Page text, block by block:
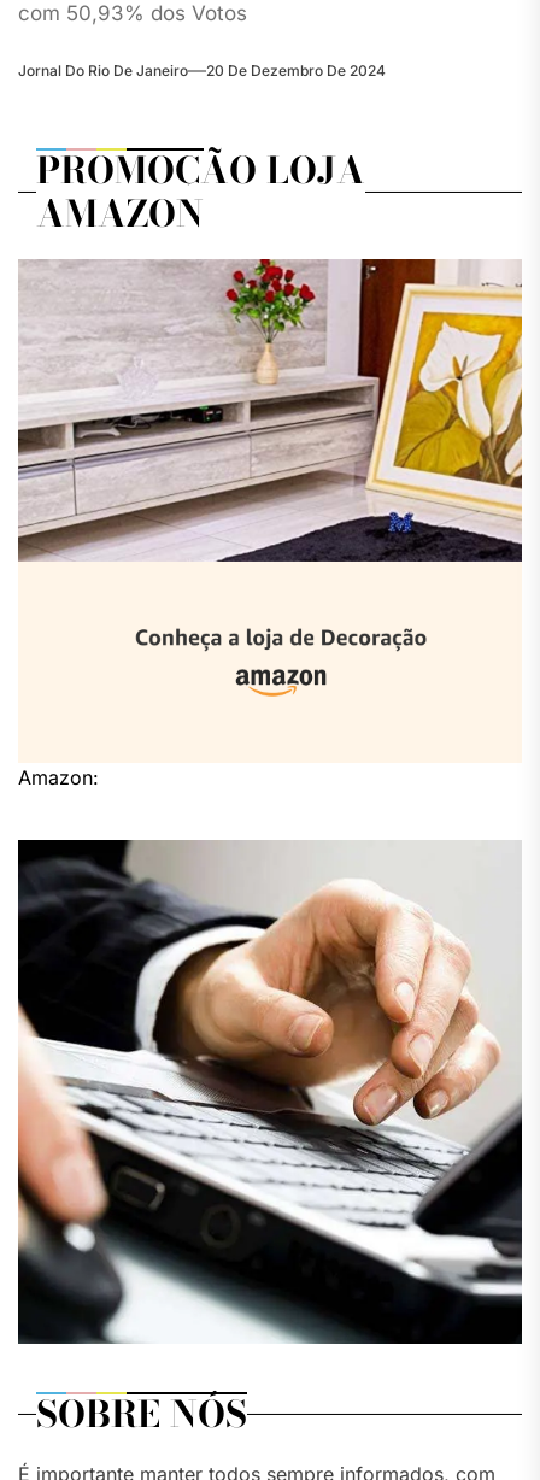
com 50,93% dos Votos
Jornal Do Rio De Janeiro 20 De Dezembro De 2024
PROMOÇÃO LOJA
AMAZON
Amazon:
SOBRE NÓS
É importante manter todos sempre informados, com